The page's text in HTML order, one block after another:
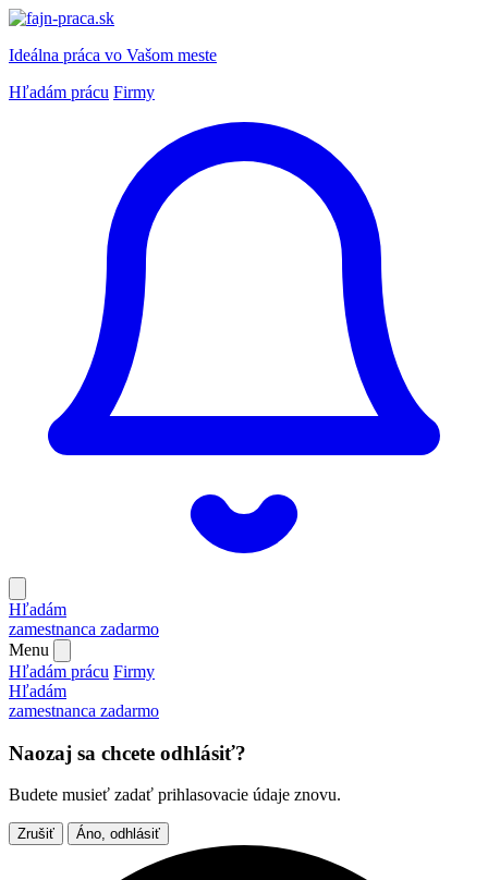
Ideálna práca vo Vašom meste
Hľadám prácu Firmy
Hľadám
zamestnanca zadarmo
Menu
Hľadám prácu Firmy
Hľadám
zamestnanca zadarmo
Naozaj sa chcete odhlásiť?
Budete musieť zadať prihlasovacie údaje znovu.
Zrušiť Áno, odhlásiť